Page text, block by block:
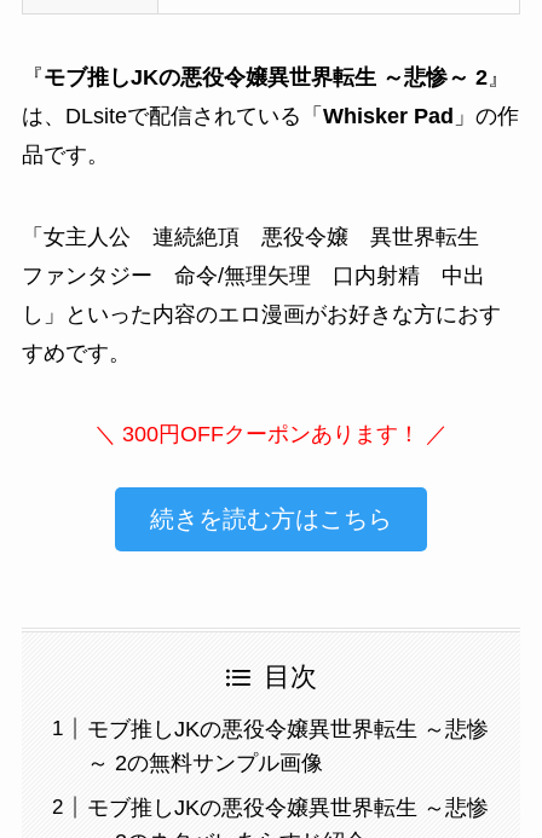
『モブ推しJKの悪役令嬢異世界転生 ～悲惨～ 2』
は、DLsiteで配信されている「 Whisker Pad 」の作
品です。
「 女主人公 連続絶頂 悪役令嬢 異世界転生
ファンタジー 命令/無理矢理 口内射精 中出
し 」といった内容のエロ漫画がお好きな方におす
すめです。
＼ 300円OFFクーポンあります！ ／
続きを読む方はこちら
目次
モブ推しJKの悪役令嬢異世界転生 ～悲惨
～ 2の無料サンプル画像
モブ推しJKの悪役令嬢異世界転生 ～悲惨